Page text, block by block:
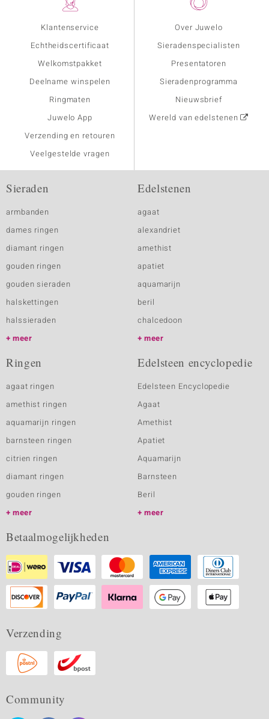
Klantenservice
Echtheidscertificaat
Welkomstpakket
Deelname winspelen
Ringmaten
Juwelo App
Verzending en retouren
Veelgestelde vragen
Over Juwelo
Sieradenspecialisten
Presentatoren
Sieradenprogramma
Nieuwsbrief
Wereld van edelstenen
Sieraden
armbanden
dames ringen
diamant ringen
gouden ringen
gouden sieraden
halskettingen
halssieraden
meer
Edelstenen
agaat
alexandriet
amethist
apatiet
aquamarijn
beril
chalcedoon
meer
Ringen
agaat ringen
amethist ringen
aquamarijn ringen
barnsteen ringen
citrien ringen
diamant ringen
gouden ringen
meer
Edelsteen encyclopedie
Edelsteen Encyclopedie
Agaat
Amethist
Apatiet
Aquamarijn
Barnsteen
Beril
meer
Betaalmogelijkheden
Verzending
Community